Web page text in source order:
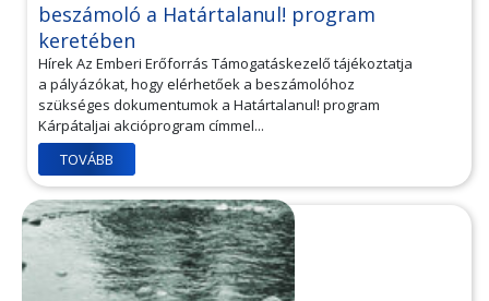
beszámoló a Határtalanul! program
keretében
Hírek Az Emberi Erőforrás Támogatáskezelő tájékoztatja
a pályázókat, hogy elérhetőek a beszámolóhoz
szükséges dokumentumok a Határtalanul! program
Kárpátaljai akcióprogram címmel...
TOVÁBB